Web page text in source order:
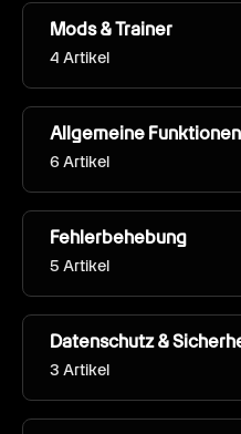
Mods & Trainer
4 Artikel
Allgemeine Funktionen
6 Artikel
Fehlerbehebung
5 Artikel
Datenschutz &
3 Artikel